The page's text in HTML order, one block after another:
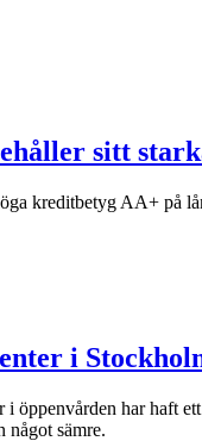
sitt
kreditbetyg AA+ på
i
öppenvården har haft
något sämre.